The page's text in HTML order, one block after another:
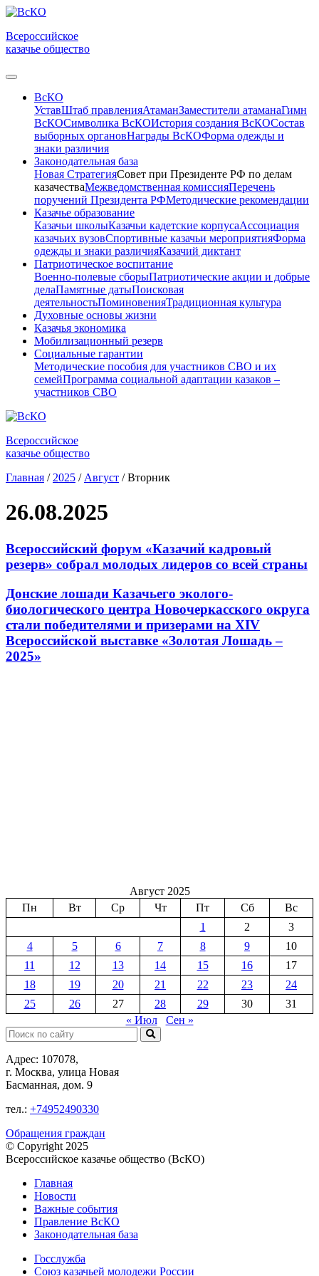
Всероссийское
казачье общество
ВсКО
УставШтаб правленияАтаманЗаместители атаманаГимн
ВсКОСимволика ВсКОИстория создания ВсКОСостав
выборных органовНаграды ВсКОФорма одежды и
знаки различия
Законодательная база
Новая СтратегияСовет при Президенте РФ по делам
казачестваМежведомственная комиссияПеречень
поручений Президента РФМетодические рекомендации
Казачье образование
Казачьи школыКазачьи кадетские корпусаАссоциация
казачьих вузовСпортивные казачьи мероприятияФорма
одежды и знаки различияКазачий диктант
Патриотическое воспитание
Военно-полевые сборыПатриотические акции и добрые
делаПамятные датыПоисковая
деятельностьПоминовенияТрадиционная культура
Духовные основы жизни
Казачья экономика
Мобилизационный резерв
Социальные гарантии
Методические пособия для участников СВО и их
семейПрограмма социальной адаптации казаков –
участников СВО
Всероссийское
казачье общество
Главная / 2025 / Август /Вторник
26.08.2025
Всероссийский форум «Казачий кадровый
резерв» собрал молодых лидеров со всей страны
Донские лошади Казачьего эколого-
биологического центра Новочеркасского округа
стали победителями и призерами на XIV
Всероссийской выставке «Золотая Лошадь –
2025»
Август 2025
Пн
Вт Ср Чт Пт Сб
Вс
1
2
3
4
5 6 7 8 9
10
11
12 13 14 15 16
17
18
19 20 21 22 23
24
25
26 27 28 29 30
31
« Июл
Сен »
Поиск:
Адрес: 107078,
г. Москва, улица Новая
Басманная, дом. 9
тел.: +74952490330
Обращения граждан
© Copyright 2025
Всероссийское казачье общество (ВсКО)
Главная
Новости
Важные события
Правление ВсКО
Законодательная база
Госслужба
Союз казачьей молодежи России